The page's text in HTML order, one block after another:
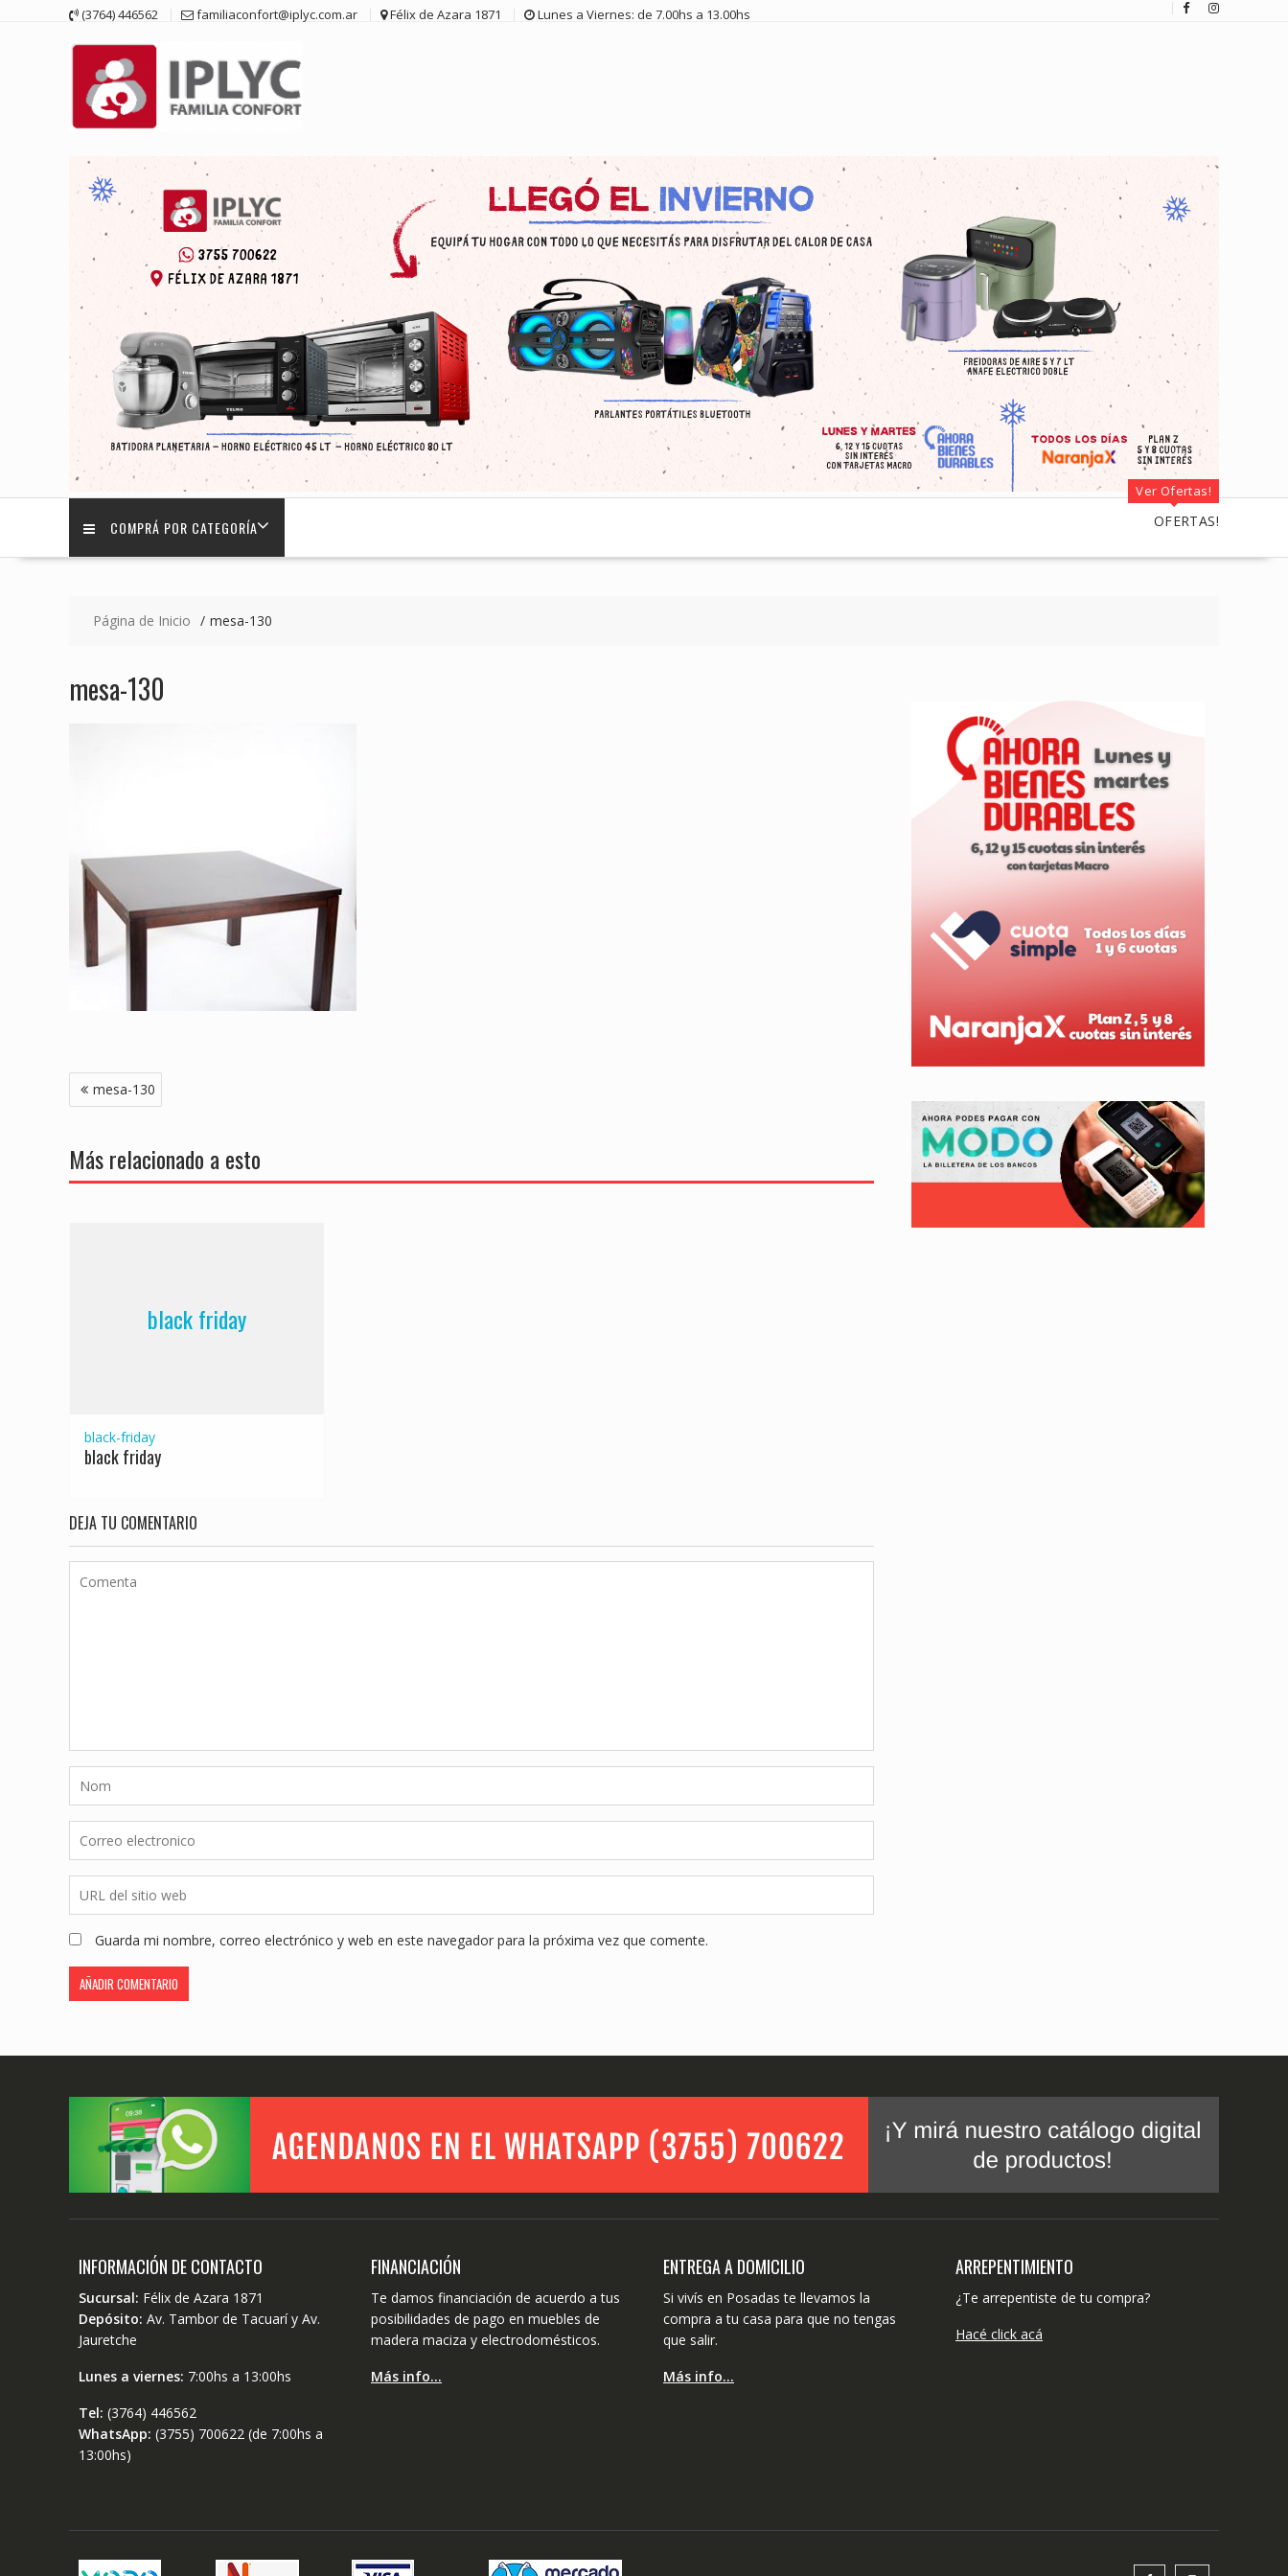
(3764) 446562 familiaconfort@iplyc.com.ar Félix de Azara 1871 Lunes a Viernes: de 7.00hs a 13.00hs
COMPRÁ POR CATEGORÍA
Ver Ofertas!
OFERTAS!
Página de Inicio mesa-130
mesa-130
Navegación
de
mesa-130
Más relacionado a esto
black friday
black-friday
black friday
DEJA TU COMENTARIO
Guarda mi nombre, correo electrónico y web en este navegador para la próxima vez que comente.
INFORMACIÓN DE CONTACTO
Sucursal: Félix de Azara 1871
Depósito: Av. Tambor de Tacuarí y Av.
Jauretche
Lunes a viernes: 7:00hs a 13:00hs
Tel: (3764) 446562
WhatsApp: (3755) 700622 (de 7:00hs a
13:00hs)
FINANCIACIÓN
Te damos financiación de acuerdo a tus
posibilidades de pago en muebles de
madera maciza y electrodomésticos.
Más info…
ENTREGA A DOMICILIO
Si vivís en Posadas te llevamos la
compra a tu casa para que no tengas
que salir.
Más info…
ARREPENTIMIENTO
¿Te arrepentiste de tu compra?
Hacé click acá